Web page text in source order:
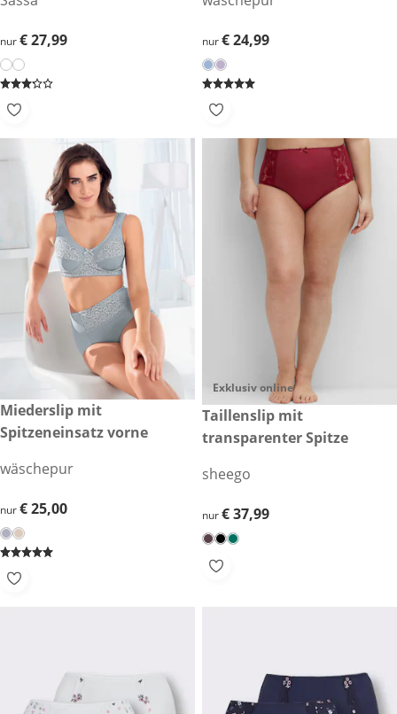
€ 27,99
nur€ 27,99 € 24,99
nur€ 24,99
€ 25,00
Miederslip mit
Spitzeneinsatz vorne
wäschepur
€ 25,00
nur€ 25,00
Exklusiv online
€ 37,99
Taillenslip mit
transparenter Spitze
sheego
€ 37,99
nur€ 37,99